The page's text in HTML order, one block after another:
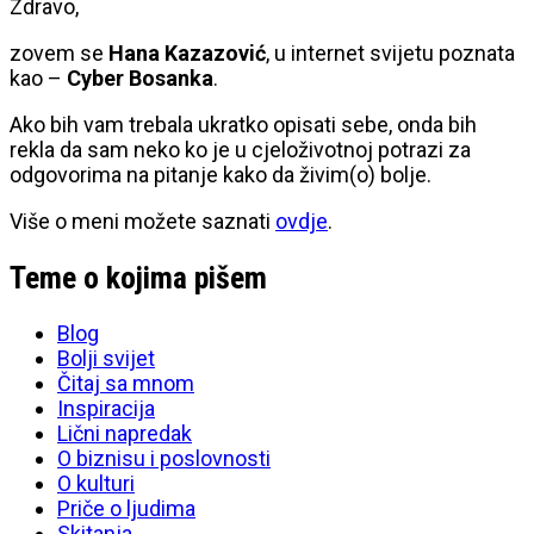
Zdravo,
zovem se Hana Kazazović, u internet svijetu poznata
kao – Cyber Bosanka.
Ako bih vam trebala ukratko opisati sebe, onda bih
rekla da sam neko ko je u cjeloživotnoj potrazi za
odgovorima na pitanje kako da živim(o) bolje.
Više o meni možete saznati ovdje.
Teme o kojima pišem
Blog
Bolji svijet
Čitaj sa mnom
Inspiracija
Lični napredak
O biznisu i poslovnosti
O kulturi
Priče o ljudima